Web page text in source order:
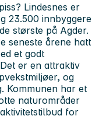
Lindesnes er
23.500 innbyggere
største på Agder.
seneste årene hatt
et godt
er en attraktiv
og
Kommunen har et
naturområder
for